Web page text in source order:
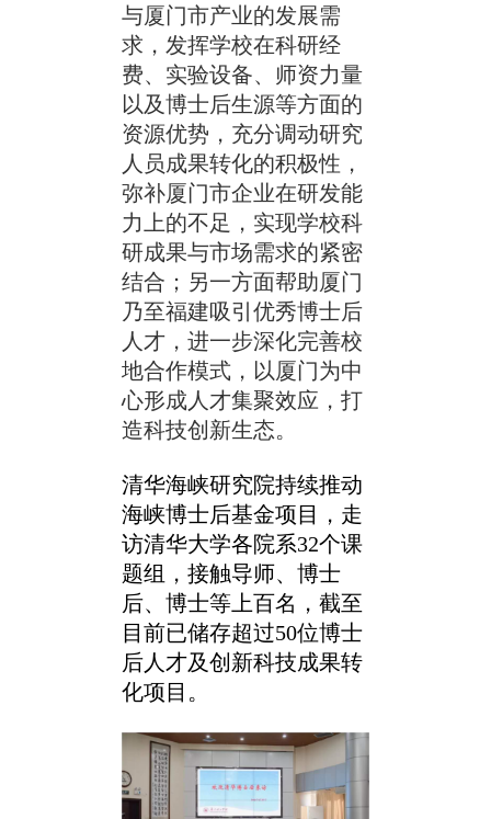
与厦门市产业的发展需
求，发挥学校在科研经
费、实验设备、师资力量
以及博士后生源等方面的
资源优势，充分调动研究
人员成果转化的积极性，
弥补厦门市企业在研发能
力上的不足，实现学校科
研成果与市场需求的紧密
结合；另一方面帮助厦门
乃至福建吸引优秀博士后
人才，进一步深化完善校
地合作模式，以厦门为中
心形成人才集聚效应，打
造科技创新生态。
清华海峡研究院持续推动
海峡博士后基金项目，走
访清华大学各院系32个课
题组，接触导师、博士
后、博士等上百名，截至
目前已储存超过50位博士
后人才及创新科技成果转
化项目。